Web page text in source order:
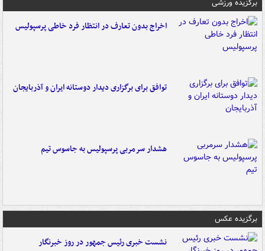
برگزیده ورزشی
اخراج بدون تعارف در انتظار فرد خاطی پرسپولیس
توافق برای برگزاری دیدار دوستانه ایران و آذربایجان
هشدار سرمربی پرسپولیس به جاسوس تیم
برگزیده عکس
نشست خبری رئیس جمهور در روز خبرنگار